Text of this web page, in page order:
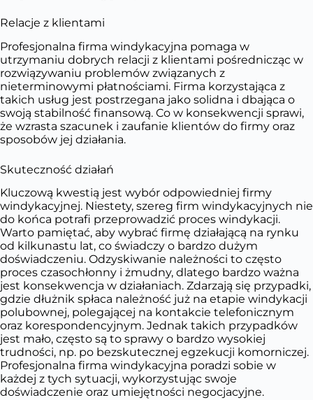
Relacje z klientami
Profesjonalna firma windykacyjna pomaga w
utrzymaniu dobrych relacji z klientami pośrednicząc w
rozwiązywaniu problemów związanych z
nieterminowymi płatnościami. Firma korzystająca z
takich usług jest postrzegana jako solidna i dbająca o
swoją stabilność finansową. Co w konsekwencji sprawi,
że wzrasta szacunek i zaufanie klientów do firmy oraz
sposobów jej działania.
Skuteczność działań
Kluczową kwestią jest wybór odpowiedniej firmy
windykacyjnej. Niestety, szereg firm windykacyjnych nie
do końca potrafi przeprowadzić proces windykacji.
Warto pamiętać, aby wybrać firmę działającą na rynku
od kilkunastu lat, co świadczy o bardzo dużym
doświadczeniu. Odzyskiwanie należności to często
proces czasochłonny i żmudny, dlatego bardzo ważna
jest konsekwencja w działaniach. Zdarzają się przypadki,
gdzie dłużnik spłaca należność już na etapie windykacji
polubownej, polegającej na kontakcie telefonicznym
oraz korespondencyjnym. Jednak takich przypadków
jest mało, często są to sprawy o bardzo wysokiej
trudności, np. po bezskutecznej egzekucji komorniczej.
Profesjonalna firma windykacyjna poradzi sobie w
każdej z tych sytuacji, wykorzystując swoje
doświadczenie oraz umiejętności negocjacyjne.